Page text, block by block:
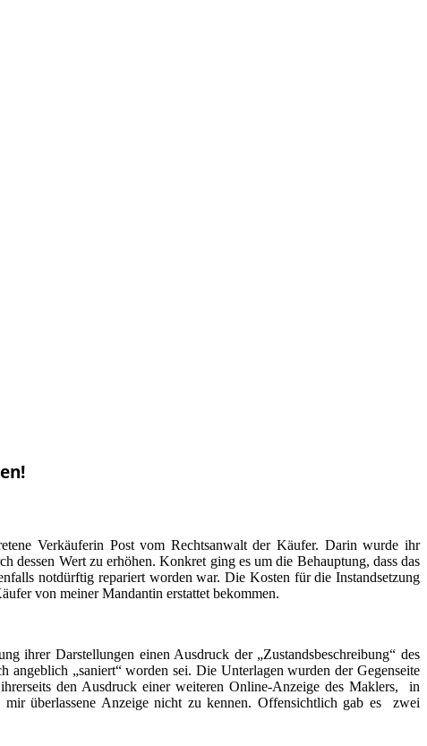
Verkäuferin Post vom Rechtsanwalt der Käufer. Darin wurde ihr
dessen Wert zu erhöhen. Konkret ging es um die Behauptung, dass das
notdürftig repariert worden war. Die Kosten für die Instandsetzung
von meiner Mandantin erstattet bekommen.
ihrer Darstellungen einen Ausdruck der „Zustandsbeschreibung“ des
„saniert“ worden sei. Die Unterlagen wurden der Gegenseite
den Ausdruck einer weiteren Online-Anzeige des Maklers, in
überlassene Anzeige nicht zu kennen. Offensichtlich gab es zwei